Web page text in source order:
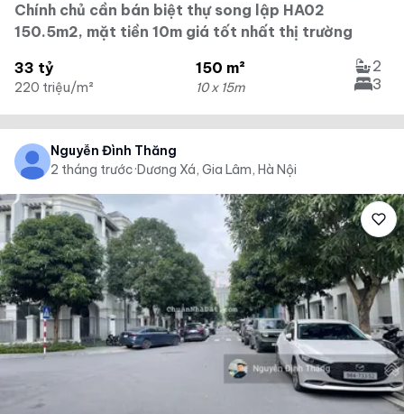
Chính chủ cần bán biệt thự song lập HA02
150.5m2, mặt tiền 10m giá tốt nhất thị trường
33 tỷ
220 triệu/m²
150 m²
10 x 15m
2
3
Nguyễn Đình Thăng
2 tháng trước·Dương Xá, Gia Lâm, Hà Nội